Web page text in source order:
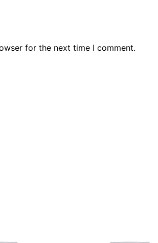
for the next time I comment.